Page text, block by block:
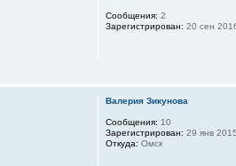
Сообщения: 2
Зарегистрирован: 20 сен
Валерия Зикунова
Сообщения: 10
Зарегистрирован: 29 янв
Откуда: Омск